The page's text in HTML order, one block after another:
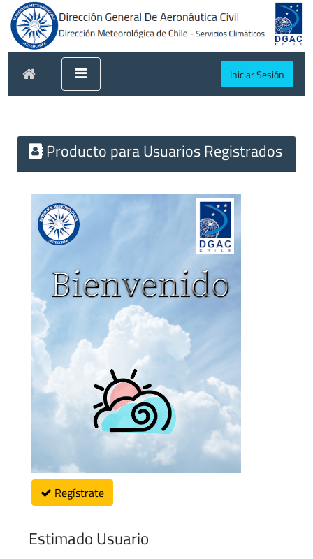
Iniciar Sesión
Producto para Usuarios Registrados
Regístrate
Estimado Usuario